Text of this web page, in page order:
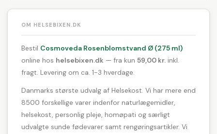
OM HELSEBIXEN.DK
Bestil Cosmoveda Rosenblomstvand Ø (275 ml)
online hos helsebixen.dk — fra kun 59,00 kr. inkl.
fragt. Levering om ca. 1-3 hverdage.
Danmarks største udvalg af Helsekost. Vi har mere end
8500 forskellige varer indenfor naturlægemidler,
helsekost, personlig pleje, homøpati og særligt
udvalgte sunde fødevarer samt rengøringsartikler. Vi